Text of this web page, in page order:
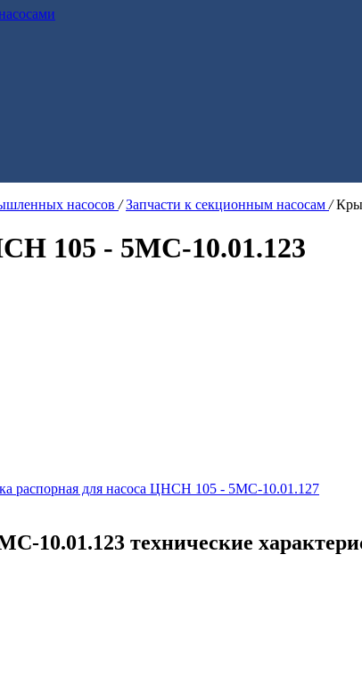
насосов / Запчасти к секционным насосам /
105 - 5МС-10.01.123
распорная для насоса ЦНСН 105 - 5МС-10.01.127
10.01.123 технические